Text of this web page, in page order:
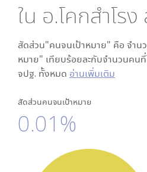
ใน อ.โคกสำโร
สัดส่วน"คนจนเป้าหมาย" คือ จำน
หมาย" เทียบร้อยละกับจำนวนคนที่
จปฐ. ทั้งหมด อ่านเพิ่มเติม
สัดส่วนคนจนเป้าหมาย
0.01%